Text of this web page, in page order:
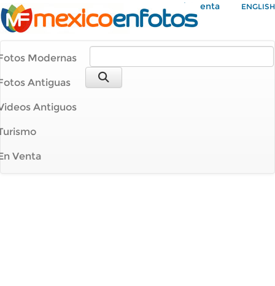
Mi Cuenta ENGLISH
Modernas
Antiguas
Antiguos
Venta